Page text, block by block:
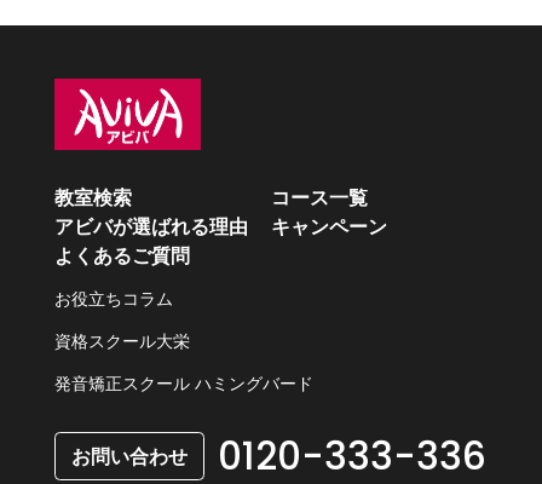
教室検索
コース一覧
アビバが選ばれる理由
キャンペーン
よくあるご質問
お役立ちコラム
資格スクール大栄
発音矯正スクール ハミングバード
お問い合わせ 0120-333-336